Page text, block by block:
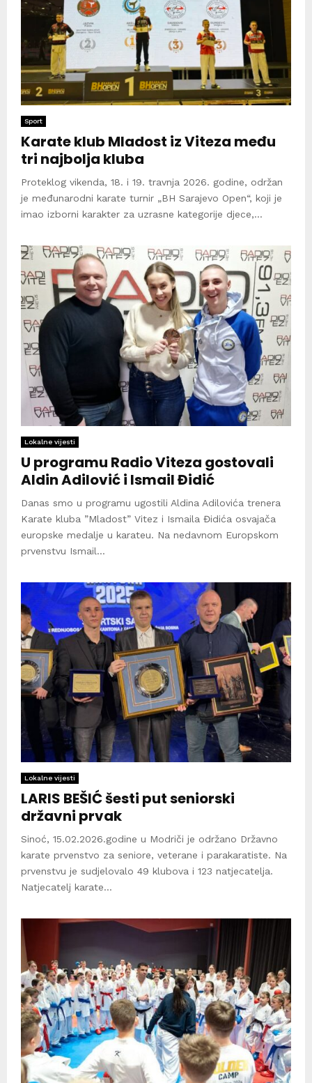
Sport
Karate klub Mladost iz Viteza među
tri najbolja kluba
Proteklog vikenda, 18. i 19. travnja 2026. godine, održan
je međunarodni karate turnir „BH Sarajevo Open“, koji je
imao izborni karakter za uzrasne kategorije djece,...
Lokalne vijesti
U programu Radio Viteza gostovali
Aldin Adilović i Ismail Đidić
Danas smo u programu ugostili Aldina Adilovića trenera
Karate kluba ”Mladost” Vitez i Ismaila Đidića osvajača
europske medalje u karateu. Na nedavnom Europskom
prvenstvu Ismail...
Lokalne vijesti
LARIS BEŠIĆ šesti put seniorski
državni prvak
Sinoć, 15.02.2026.godine u Modriči je održano Državno
karate prvenstvo za seniore, veterane i parakaratiste. Na
prvenstvu je sudjelovalo 49 klubova i 123 natjecatelja.
Natjecatelj karate...